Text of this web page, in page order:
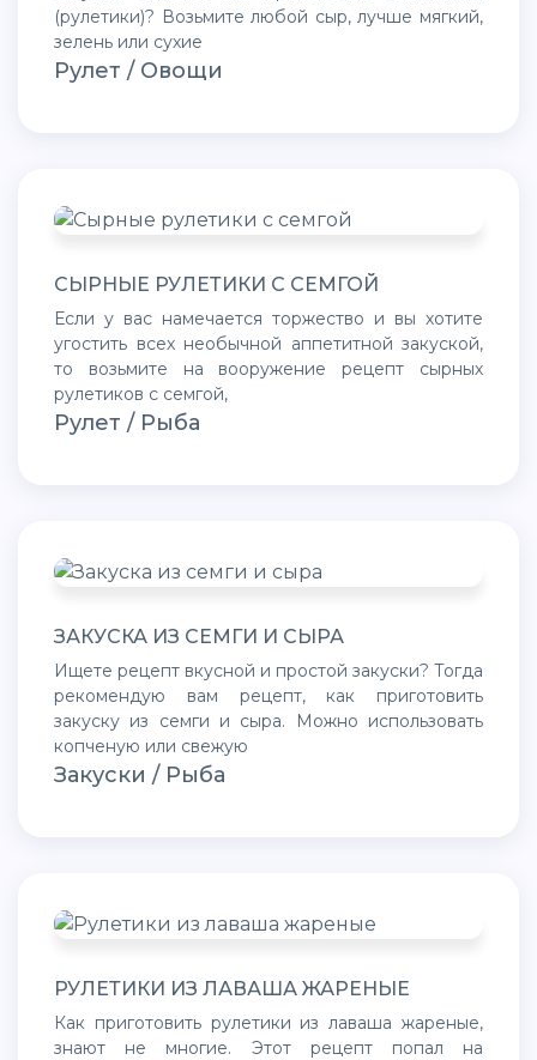
(рулетики)? Возьмите любой сыр, лучше мягкий,
зелень или сухие
Рулет / Овощи
СЫРНЫЕ РУЛЕТИКИ С СЕМГОЙ
Если у вас намечается торжество и вы хотите
угостить всех необычной аппетитной закуской,
то возьмите на вооружение рецепт сырных
рулетиков с семгой,
Рулет / Рыба
ЗАКУСКА ИЗ СЕМГИ И СЫРА
Ищете рецепт вкусной и простой закуски? Тогда
рекомендую вам рецепт, как приготовить
закуску из семги и сыра. Можно использовать
копченую или свежую
Закуски / Рыба
РУЛЕТИКИ ИЗ ЛАВАША ЖАРЕНЫЕ
Как приготовить рулетики из лаваша жареные,
знают не многие. Этот рецепт попал на